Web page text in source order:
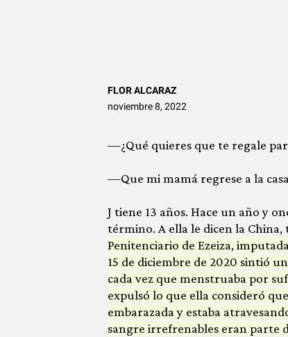
FLOR ALCARAZ
noviembre 8, 2022
—¿Qué quieres que te regale
—Que mi mamá regrese a la casa
J tiene 13 años. Hace un año y
término. A ella le dicen la China,
Penitenciario de Ezeiza,
15 de diciembre de 2020 sintió
cada vez que menstruaba por
expulsó lo que ella consideró
embarazada y estaba
sangre irrefrenables eran parte